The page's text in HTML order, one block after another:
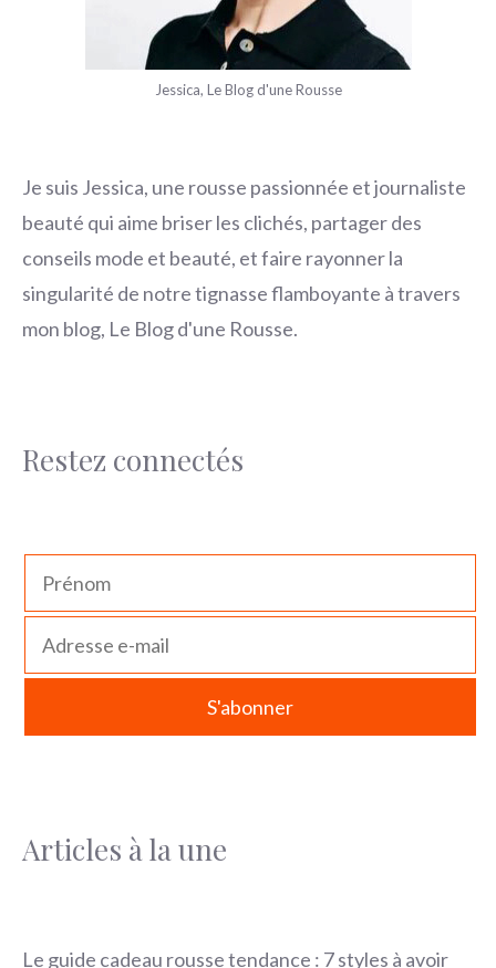
Jessica, Le Blog d'une Rousse
Je suis Jessica, une rousse passionnée et journaliste
beauté qui aime briser les clichés, partager des
conseils mode et beauté, et faire rayonner la
singularité de notre tignasse flamboyante à travers
mon blog, Le Blog d'une Rousse.
Restez connectés
Articles à la une
Le guide cadeau rousse tendance : 7 styles à avoir